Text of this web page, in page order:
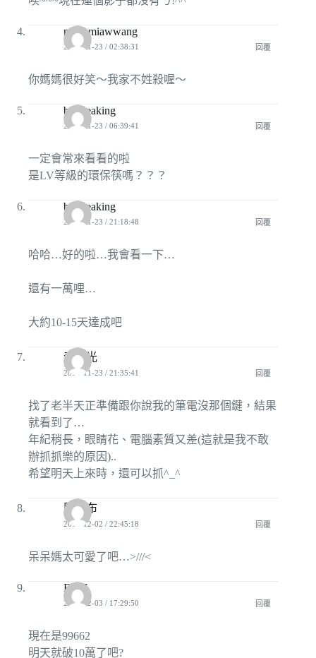
miawmiawwang
2008-11-23 / 02:38:31 回覆
你媽媽很好笑～我家不姓殺喔～
bioideaking
2008-11-23 / 06:39:41 回覆
一定會常來看看的啦
是LV等級的環保筷嗎？？？
bioideaking
2008-11-23 / 21:18:48 回覆
哈哈…好的啦…我會看一下…
還有一萬哩…
大約10-15天達成吧
春。光
2008-11-23 / 21:35:41 回覆
找了老半天正準備跟你說我的筆電沒那個鍵，結果
就看到了…
年紀稍長，眼睛花、電腦素質又差(這就是我不敢
辦抓抓樂的原因)..
希望明天上來時，還可以抓^_^
胖小布
2008-12-02 / 22:45:18 回覆
呆呆媽太可愛了吧…>///<
FISH
2008-12-03 / 17:29:50 回覆
現在是99662
明天就破10萬了吧?